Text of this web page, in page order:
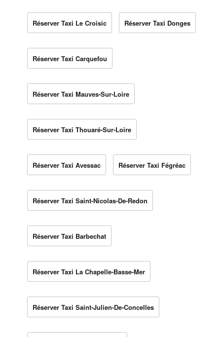
Réserver Taxi Le Croisic Réserver Taxi Donges
Réserver Taxi Carquefou
Réserver Taxi Mauves-Sur-Loire
Réserver Taxi Thouaré-Sur-Loire
Réserver Taxi Avessac Réserver Taxi Fégréac
Réserver Taxi Saint-Nicolas-De-Redon
Réserver Taxi Barbechat
Réserver Taxi La Chapelle-Basse-Mer
Réserver Taxi Saint-Julien-De-Concelles